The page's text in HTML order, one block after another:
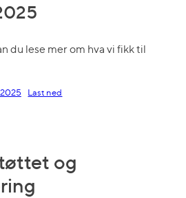
du lese mer om hva vi fikk til
Last ned
og